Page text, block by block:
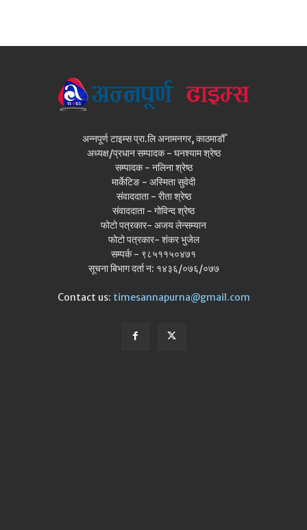
अन्नपूर्ण टाइम्स प्रा.लि अनामनगर, काठमाडौँ
अध्यक्ष/प्रधान सम्पादक - घनश्याम श्रेष्ठ
सम्पादक - नलिना श्रेष्ठ
मार्केटिङ - अस्मिता सुवेदी
संवाददाता - रीता श्रेष्ठ
संवाददाता - गोविन्द श्रेष्ठ
फोटो पत्रकार- अजय लेन्सम्यान
फोटो पत्रकार- शंकर भुजेल
सम्पर्क - ९८५११५०४७१
सूचना बिभाग दर्ता न: १४३६/०७६/०७७
Contact us: timesannapurna@gmail.com